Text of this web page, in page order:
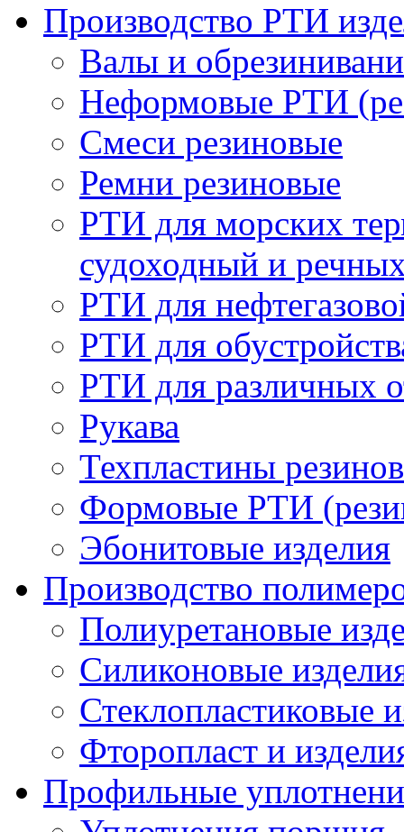
Производство РТИ
Валы и
Неформовые РТИ
Смеси резиновые
Ремни резиновые
РТИ для морских
судоходный и
РТИ для
РТИ для
РТИ для различных
Рукава
Техпластины
Формовые РТИ
Эбонитовые изделия
Производство
Полиуретановые
Силиконовые
Стеклопластиковые
Фторопласт и
Профильные